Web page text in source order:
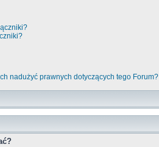
nadużyć prawnych dotyczących tego Forum?